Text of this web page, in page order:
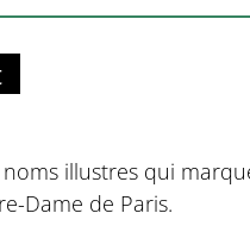
illustres qui
Dame de Paris.